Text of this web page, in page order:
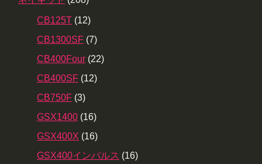
CB125T (12)
CB1300SF (7)
CB400Four (22)
CB400SF (12)
CB750F (3)
GSX1400 (16)
GSX400X (16)
GSX400インパルス (16)